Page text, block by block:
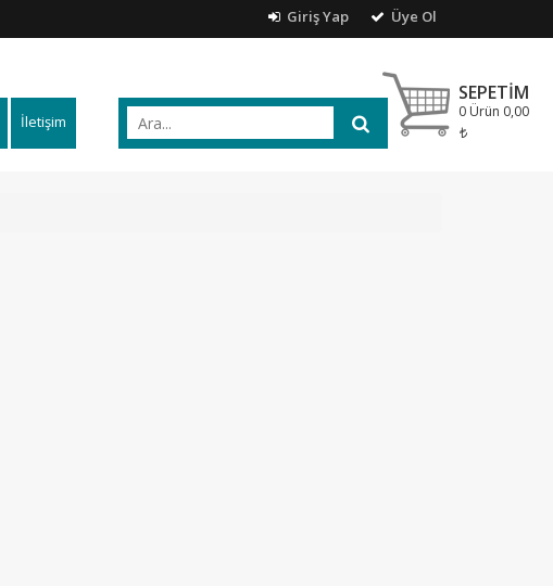
Giriş Yap Üye Ol
İletişim
SEPETIM
0 Ürün 0,00